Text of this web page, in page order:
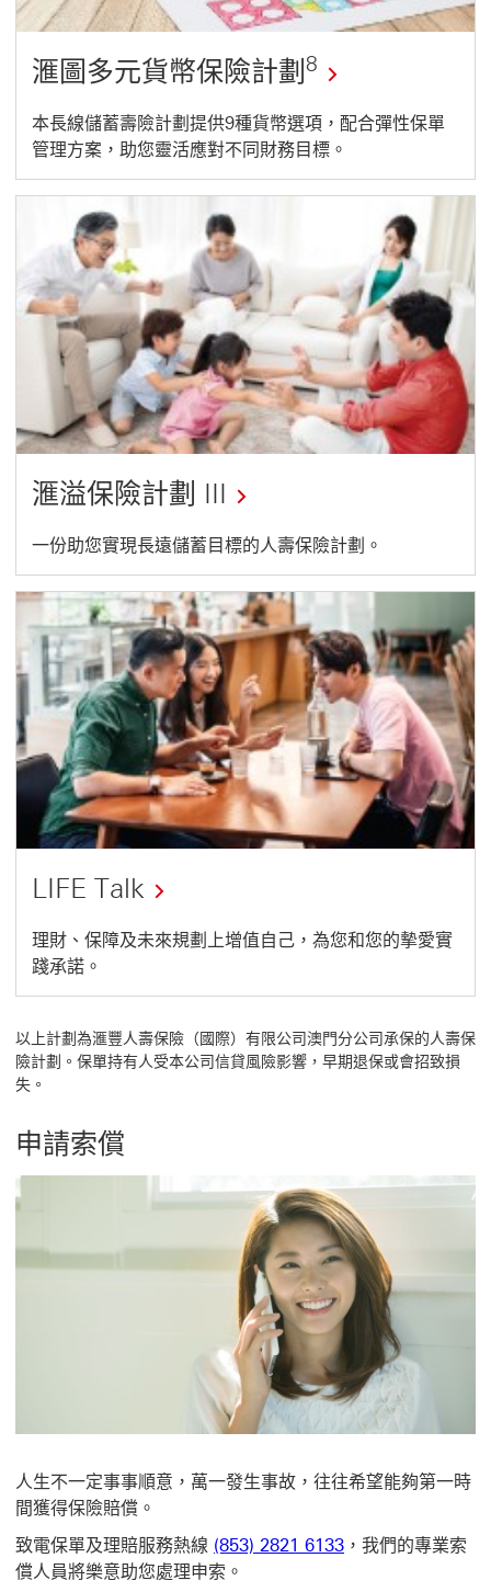
滙圖多元貨幣保險計劃 8
本長線儲蓄壽險計劃提供9種貨幣選項，配合彈性保單
管理方案，助您靈活應對不同財務目標。
滙溢保險計劃 III
一份助您實現長遠儲蓄目標的人壽保險計劃。
LIFE Talk
這
連
將
會
啟
新
視
理財、保障及未來規劃上增值自己，為您和您的摰愛實
踐承諾。
以上計劃為滙豐人壽保險（國際）有限公司澳門分公司承保的人壽保
險計劃。保單持有人受本公司信貸風險影響，早期退保或會招致損
失。
申請索償
人生不一定事事順意，萬一發生事故，往往希望能夠第一時
間獲得保險賠償。
致電保單及理賠服務熱線 (853) 2821 6133 ，我們的專業索
償人員將樂意助您處理申索。